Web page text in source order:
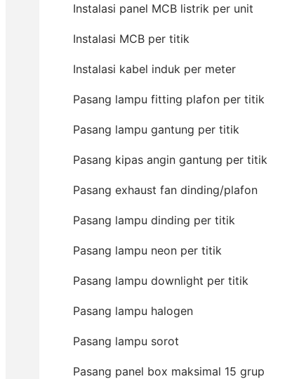
Instalasi panel MCB listrik per unit
Instalasi MCB per titik
Instalasi kabel induk per meter
Pasang lampu fitting plafon per titik
Pasang lampu gantung per titik
Pasang kipas angin gantung per titik
Pasang exhaust fan dinding/plafon
Pasang lampu dinding per titik
Pasang lampu neon per titik
Pasang lampu downlight per titik
Pasang lampu halogen
Pasang lampu sorot
Pasang panel box maksimal 15 grup